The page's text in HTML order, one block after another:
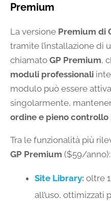
Premium
La versione Premium di
tramite l’installazione di
chiamato GP Premium,
moduli professionali
modulo può essere
singolarmente,
ordine e pieno controllo
Tra le funzionalità più
GP Premium ($59/anno):
Site Library: oltre
all’uso, ottimizzati